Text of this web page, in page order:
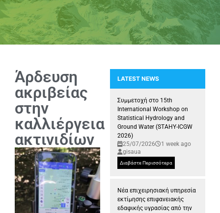
Άρδευση
ακριβείας
στην
καλλιέργεια
ακτινιδίων
LATEST NEWS
Παρουσία της Ερευνητικής
Συμμετοχή στο 15th
International Workshop on
Statistical Hydrology and
Ground Water (STAHY-ICGW
2026)
25/07/2026
1 week ago
gisaua
Διαβάστε Περισσότερα
Νέα επιχειρησιακή υπηρεσία
εκτίμησης επιφανειακής
εδαφικής υγρασίας από την